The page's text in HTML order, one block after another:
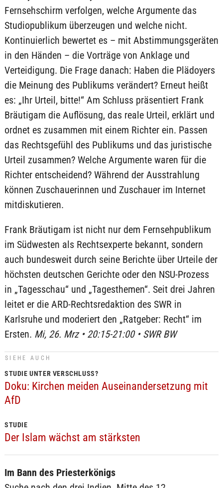
Fernsehschirm verfolgen, welche Argumente das
Studiopublikum überzeugen und welche nicht.
Kontinuierlich bewertet es – mit Abstimmungsgeräten
in den Händen – die Vorträge von Anklage und
Verteidigung. Die Frage danach: Haben die Plädoyers
die Meinung des Publikums verändert? Erneut heißt
es: „Ihr Urteil, bitte!“ Am Schluss präsentiert Frank
Bräutigam die Auflösung, das reale Urteil, erklärt und
ordnet es zusammen mit einem Richter ein. Passen
das Rechtsgefühl des Publikums und das juristische
Urteil zusammen? Welche Argumente waren für die
Richter entscheidend? Während der Ausstrahlung
können Zuschauerinnen und Zuschauer im Internet
mitdiskutieren.
Frank Bräutigam ist nicht nur dem Fernsehpublikum
im Südwesten als Rechtsexperte bekannt, sondern
auch bundesweit durch seine Berichte über Urteile der
höchsten deutschen Gerichte oder den NSU-Prozess
in „Tagesschau“ und „Tagesthemen“. Seit drei Jahren
leitet er die ARD-Rechtsredaktion des SWR in
Karlsruhe und moderiert den „Ratgeber: Recht“ im
Ersten. Mi, 26. Mrz • 20:15-21:00 • SWR BW
SIEHE AUCH
STUDIE UNTER VERSCHLUSS?
Doku: Kirchen meiden Auseinandersetzung mit
AfD
STUDIE
Der Islam wächst am stärksten
Im Bann des Priesterkönigs